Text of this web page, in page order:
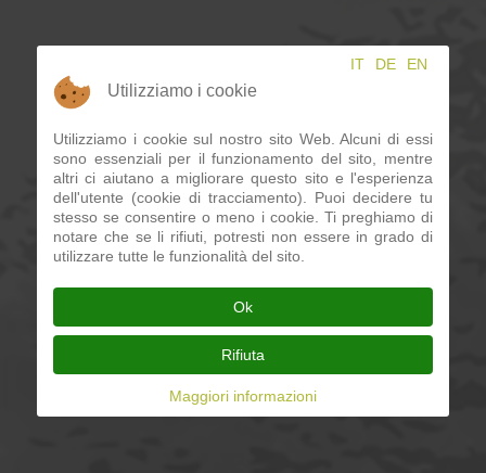
Utilizziamo i cookie
IT DE EN
Utilizziamo i cookie sul nostro sito Web. Alcuni di essi
sono essenziali per il funzionamento del sito, mentre
altri ci aiutano a migliorare questo sito e l'esperienza
dell'utente (cookie di tracciamento). Puoi decidere tu
stesso se consentire o meno i cookie. Ti preghiamo di
notare che se li rifiuti, potresti non essere in grado di
utilizzare tutte le funzionalità del sito.
Ok
Rifiuta
Maggiori informazioni